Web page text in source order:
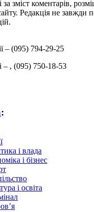
за зміст коментарів,
Редакція не завжди
– (095) 794-29-25
– , (095) 750-18-53
:
і влада
і бізнес
і освіта